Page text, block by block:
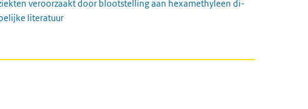
veroorzaakt door blootstelling aan hexamethyleen di-
literatuur